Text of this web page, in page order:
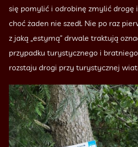
się pomylić i odrobinę zmylić drogę
choć żaden nie szedł. Nie po raz
z jaką „estymą” drwale traktują
przypadku turystycznego i bratniego
rozstaju drogi przy turystycznej